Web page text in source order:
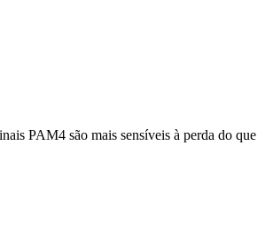
PAM4 são mais sensíveis à perda do que